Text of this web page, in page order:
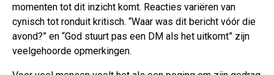
momenten tot dit inzicht komt. Reacties variëren van
cynisch tot ronduit kritisch. “Waar was dit bericht vóór die
avond?” en “God stuurt pas een DM als het uitkomt” zijn
veelgehoorde opmerkingen.